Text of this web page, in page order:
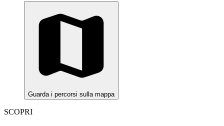
Guarda i percorsi sulla mappa
SCOPRI